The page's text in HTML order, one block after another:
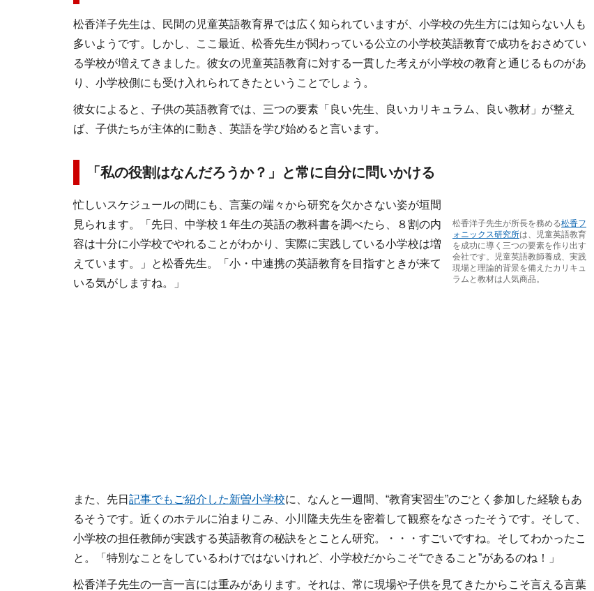
松香洋子先生は、民間の児童英語教育界では広く知られていますが、小学校の先生方には知らない人も
多いようです。しかし、ここ最近、松香先生が関わっている公立の小学校英語教育で成功をおさめてい
る学校が増えてきました。彼女の児童英語教育に対する一貫した考えが小学校の教育と通じるものがあ
り、小学校側にも受け入れられてきたということでしょう。
彼女によると、子供の英語教育では、三つの要素「良い先生、良いカリキュラム、良い教材」が整え
ば、子供たちが主体的に動き、英語を学び始めると言います。
「私の役割はなんだろうか？」と常に自分に問いかける
松香洋子先生が所長を務める松香フ
ォニックス研究所は、児童英語教育
を成功に導く三つの要素を作り出す
会社です。児童英語教師養成、実践
現場と理論的背景を備えたカリキュ
ラムと教材は人気商品。
忙しいスケジュールの間にも、言葉の端々から研究を欠かさない姿が垣間
見られます。「先日、中学校１年生の英語の教科書を調べたら、８割の内
容は十分に小学校でやれることがわかり、実際に実践している小学校は増
えています。」と松香先生。「小・中連携の英語教育を目指すときが来て
いる気がしますね。」
また、先日 記事でもご紹介した新曽小学校に、なんと一週間、“教育実習生”のごとく参加した経験もあ
るそうです。近くのホテルに泊まりこみ、小川隆夫先生を密着して観察をなさったそうです。そして、
小学校の担任教師が実践する英語教育の秘訣をとことん研究。・・・すごいですね。そしてわかったこ
と。「特別なことをしているわけではないけれど、小学校だからこそ“できること”があるのね！」
松香洋子先生の一言一言には重みがあります。それは、常に現場や子供を見てきたからこそ言える言葉